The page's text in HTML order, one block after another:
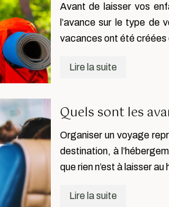
Avant de laisser vos
l’avance sur le type de
vacances ont été créées
Lire la suite
Quels sont les
Organiser un voyage
destination, à
que rien n’est à laisser
Lire la suite